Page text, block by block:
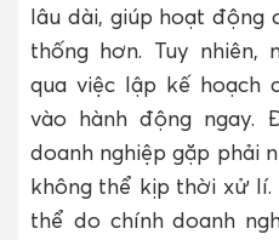
lâu dài, giúp hoạt động
thống hơn. Tuy nhiên,
qua việc lập kế
vào hành động ngay.
doanh nghiệp gặp phải
không thể kịp thời xử lí.
thể do chính doanh